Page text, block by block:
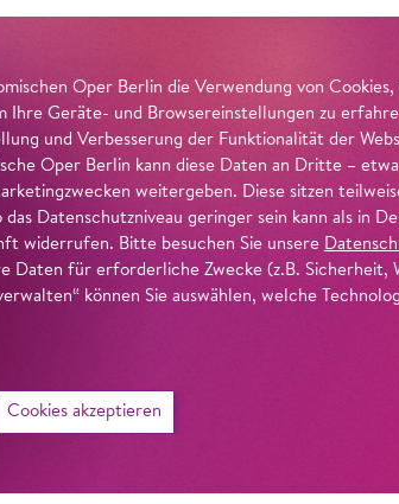
Oper Berlin die Verwendung von Cookies,
Ihre Geräte- und Browsereinstellungen zu
und Verbesserung der Funktionalität der
Oper Berlin kann diese Daten an Dritte –
weitergeben. Diese sitzen
Datenschutzniveau geringer sein kann als in
widerrufen. Bitte besuchen Sie unsere
für erforderliche Zwecke (z.B. Sicherheit,
können Sie auswählen, welche
Cookies akzeptieren